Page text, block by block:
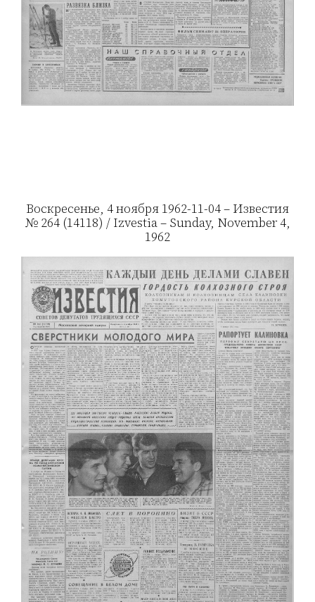
Воскресенье, 4 ноября 1962-11-04 – Известия
№ 264 (14118) / Izvestia – Sunday, November 4,
1962